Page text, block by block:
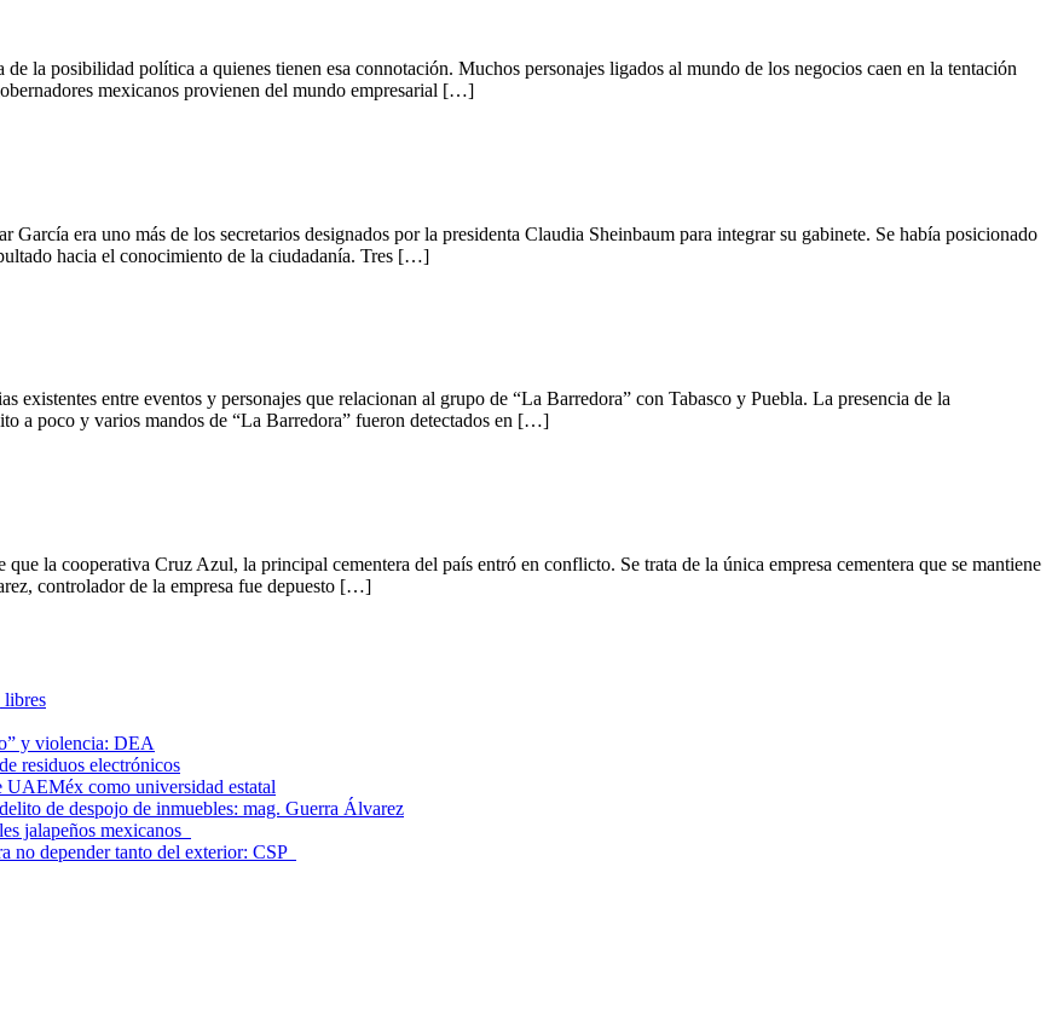
la posibilidad política a quienes tienen esa connotación. Muchos personajes ligados al mundo de los negocios caen en la tentación
mexicanos provienen del mundo empresarial […]
era uno más de los secretarios designados por la presidenta Claudia Sheinbaum para integrar su gabinete. Se había posicionado
hacia el conocimiento de la ciudadanía. Tres […]
entre eventos y personajes que relacionan al grupo de “La Barredora” con Tabasco y Puebla. La presencia de la
a poco y varios mandos de “La Barredora” fueron detectados en […]
la cooperativa Cruz Azul, la principal cementera del país entró en conflicto. Se trata de la única empresa cementera que se mantiene
controlador de la empresa fue depuesto […]
libres
y violencia: DEA
residuos electrónicos
UAEMéx como universidad estatal
de despojo de inmuebles: mag. Guerra Álvarez
jalapeños mexicanos
no depender tanto del exterior: CSP